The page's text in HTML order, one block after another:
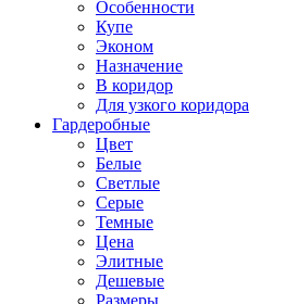
Особенности
Купе
Эконом
Назначение
В коридор
Для узкого коридора
Гардеробные
Цвет
Белые
Светлые
Серые
Темные
Цена
Элитные
Дешевые
Размеры